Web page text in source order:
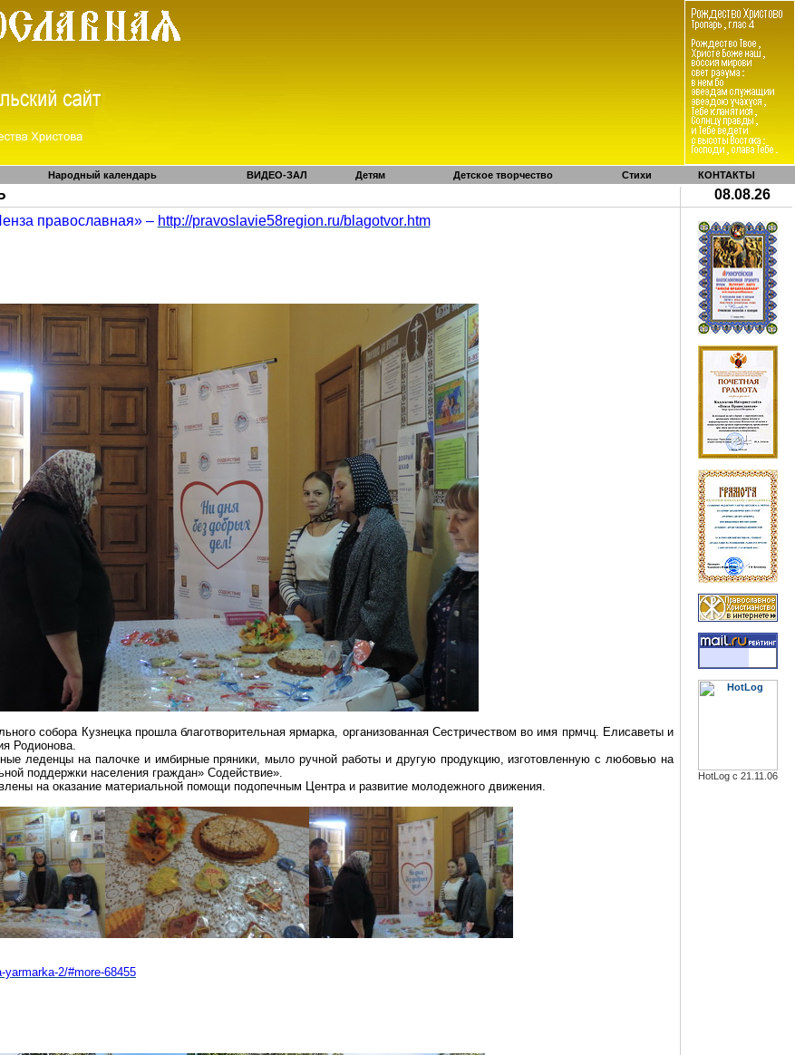
Народный календарь ВИДЕО-ЗАЛ Детям Детское творчество Стихи КОНТАКТЫ
08.08.26
православная» – http://pravoslavie58region.ru/blagotvor.htm
собора Кузнецка прошла благотворительная ярмарка, организованная Сестричеством во имя прмчц. Елисаветыи
Родионова.
леденцы на палочке и имбирные пряники, мыло ручной работы и другую продукцию, изготовленную с любовью на
поддержки населения граждан» Содействие».
на оказание материальной помощи подопечным Центра и развитие молодежного движения.
2/#more-68455
HotLog с 21.11.06